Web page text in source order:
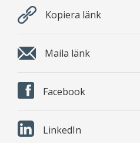
Kopiera länk
Maila länk
Facebook
LinkedIn